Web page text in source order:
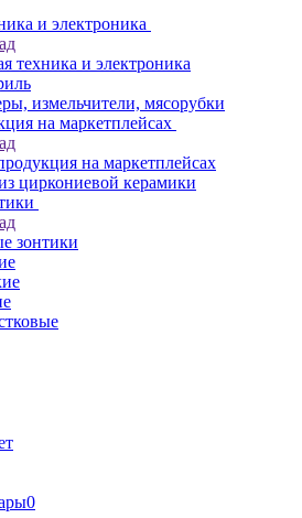
и электроника
техника и электроника
измельчители, мясорубки
на маркетплейсах
на маркетплейсах
циркониевой керамики
зонтики
0